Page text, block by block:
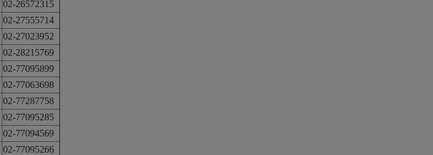
02-26572315
02-27555714
02-27023952
02-28215769
02-77095899
02-77063698
02-77287758
02-77095285
02-77094569
02-77095266